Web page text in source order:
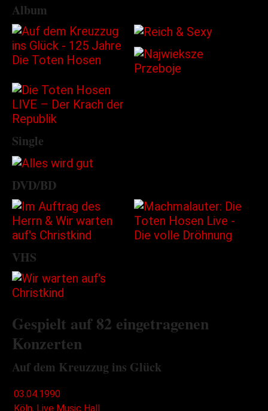
Album
Single
DVD/BD
VHS
Gespielt auf 82 eingetragenen
Konzerten
Auf dem Kreuzzug ins Glück
03.04.1990
Köln, Live Music Hall